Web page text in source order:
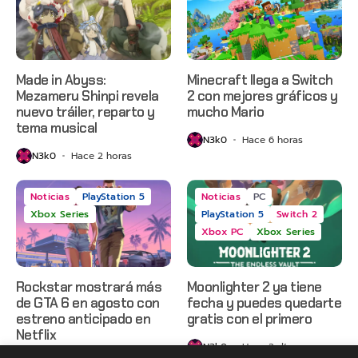
Made in Abyss:
Mezameru Shinpi revela
nuevo tráiler, reparto y
tema musical
N3k0 Hace 2 horas
Minecraft llega a Switch
2 con mejores gráficos y
mucho Mario
N3k0 Hace 6 horas
Noticias
PlayStation 5
Xbox Series
Rockstar mostrará más
de GTA 6 en agosto con
estreno anticipado en
Netflix
Noticias
PC
PlayStation 5
Switch 2
Xbox PC
Xbox Series
Moonlighter 2 ya tiene
fecha y puedes quedarte
gratis con el primero
N3k0 Hace 2 días